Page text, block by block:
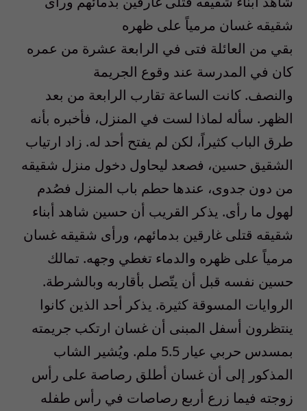
شقيقه غسان مرمياً على ظهره
بقي من العائلة فتى في الرابعة عشرة من عمره
كان في المدرسة عند وقوع الجريمة
والنصف. كانت الساعة تقارب الرابعة من بعد
الظهر. سأله لماذا لست في المنزل، فأخبره بأنه
طرق الباب كثيراً، لكن لم يفتح أحد له. زاد ارتياب
الشقيق حسين، فصعد ليحاول دخول منزل شقيقه
من دون جدوى، عندها حطم باب المنزل فصُدم
لهول ما رأى. يذكر القريب أن حسين شاهد أبناء
شقيقه قتلى غارقين بدمائهم، ورأى شقيقه غسان
مرمياً على ظهره والدماء تغطي وجهه. تمالك
حسين نفسه قبل أن يتّصل بأقاربه وبالشرطة.
الروايات المسوقة كثيرة. يذكر أحد الذين كانوا
ينتظرون أسفل المبنى أن غسان ارتكب جريمته
بمسدس حربي عيار 5.5 ملم. ويُشير الشاب
المذكور إلى أن غسان أطلق رصاصة على رأس
زوجته فيما زرع أربع رصاصات في رأس طفله